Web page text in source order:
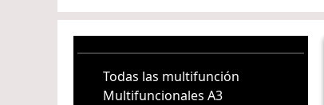
Todas las multifunción
Multifuncionales A3